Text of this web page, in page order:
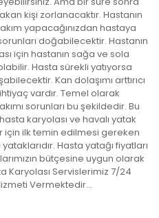
kişi zorlanacaktır. Hastanın
yapacağınızdan hastaya
doğabilecektir. Hastanın
için hastanın sağa ve sola
Hasta sürekli yatıyorsa
Kan dolaşımı arttırıcı
vardır. Temel olarak
sorunları bu şekildedir. Bu
karyolası ve havalı yatak
ilk temin edilmesi gereken
Hasta yatağı fiyatları
bütçesine uygun olarak
Karyolası Servislerimiz 7/24
Vermektedir…